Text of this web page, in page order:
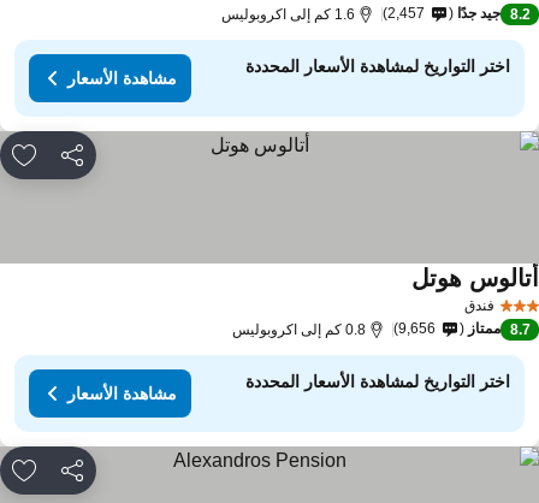
8.2 جيد جدًا 2,457 1.6 كم إلى اكروبوليس
اختر التواريخ لمشاهدة الأسعار المحددة
مشاهدة الأسعار
مشاركة
فندق
هوتلمشاهدة الأسعار
8.7 ممتاز 9,656 0.8 كم إلى اكروبوليس
اختر التواريخ لمشاهدة الأسعار المحددة
مشاهدة الأسعار
مشاركة